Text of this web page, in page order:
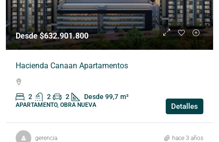
Desde $632.901.800
Hacienda Canaan Apartamentos
2 2 2 Desde 99,7 m²
APARTAMENTO, OBRA NUEVA Detalles
gerencia hace 3 años